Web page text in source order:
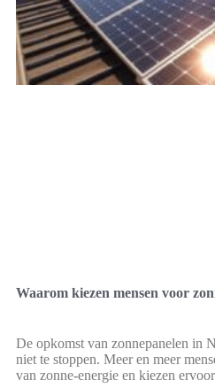
Waarom kiezen mensen voor
De opkomst van zonnepanelen in
niet te stoppen. Meer en meer
van zonne-energie en kiezen ervoor